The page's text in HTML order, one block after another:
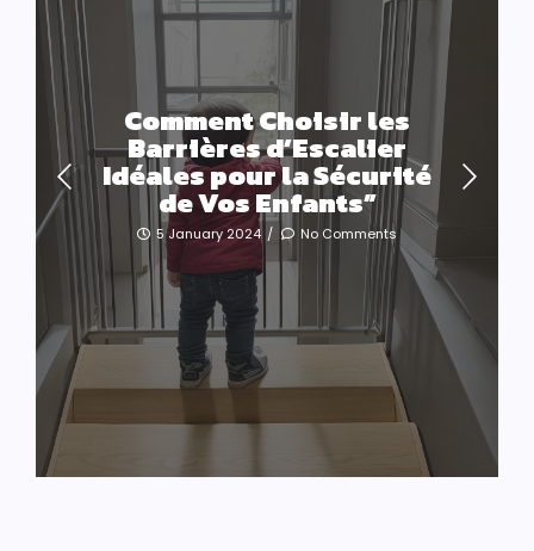
Comment Choisir les
Barrières d’Escalier
Idéales pour la Sécurité
de Vos Enfants”
5 January 2024 / No Comments